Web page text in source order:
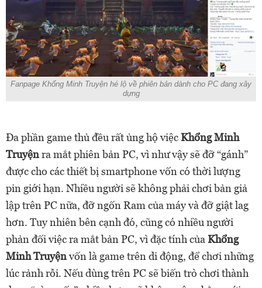
Fanpage Khổng Minh Truyện hé lộ về phiên bản dành cho PC đang xây
dựng
Đa phần game thủ đều rất ủng hộ việc Khổng Minh
Truyệnra mắt phiên bản PC, vì như vậy sẽ đỡ “gánh”
được cho các thiết bị smartphone vốn có thời lượng
pin giới hạn. Nhiều người sẽ không phải chơi bản giả
lập trên PC nữa, đỡ ngốn Ram của máy và đỡ giật lag
hơn. Tuy nhiên bên cạnh đó, cũng có nhiều người
phản đối việc ra mắt bản PC, vì đặc tính của Khổng
Minh Truyệnvốn là game trên di động, để chơi những
lúc rảnh rỗi. Nếu dùng trên PC sẽ biến trò chơi thành